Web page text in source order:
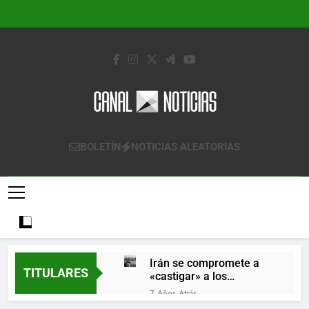
Canal Noticias
Canal Noticias
BOLETÍN NOTICIAS ALEATORIAS
TITULARES
Irán se compromete a
«castigar» a los
responsables de
derribar un avión
7 Años Atrás